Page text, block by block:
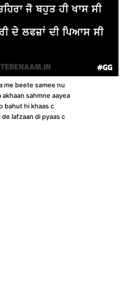
me beete samee nu
sahmne aayea
bahut hi khaas c
de lafzaan di pyaas c